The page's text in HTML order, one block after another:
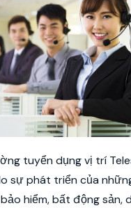
tuyển dụng vị trí
sự phát triển của
hiểm, bất động sản,